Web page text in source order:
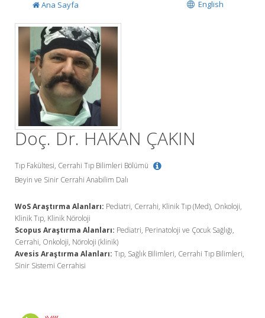
English
Ana Sayfa
Doç. Dr. HAKAN ÇAKIN
Tıp Fakültesi, Cerrahi Tıp Bilimleri Bölümü
Beyin ve Sinir Cerrahi Anabilim Dalı
WoS Araştırma Alanları: Pediatri, Cerrahi, Klinik Tıp (Med), Onkoloji,
Klinik Tıp, Klinik Nöroloji
Scopus Araştırma Alanları: Pediatri, Perinatoloji ve Çocuk Sağlığı,
Cerrahi, Onkoloji, Nöroloji (klinik)
Avesis Araştırma Alanları: Tıp, Sağlık Bilimleri, Cerrahi Tıp Bilimleri,
Sinir Sistemi Cerrahisi